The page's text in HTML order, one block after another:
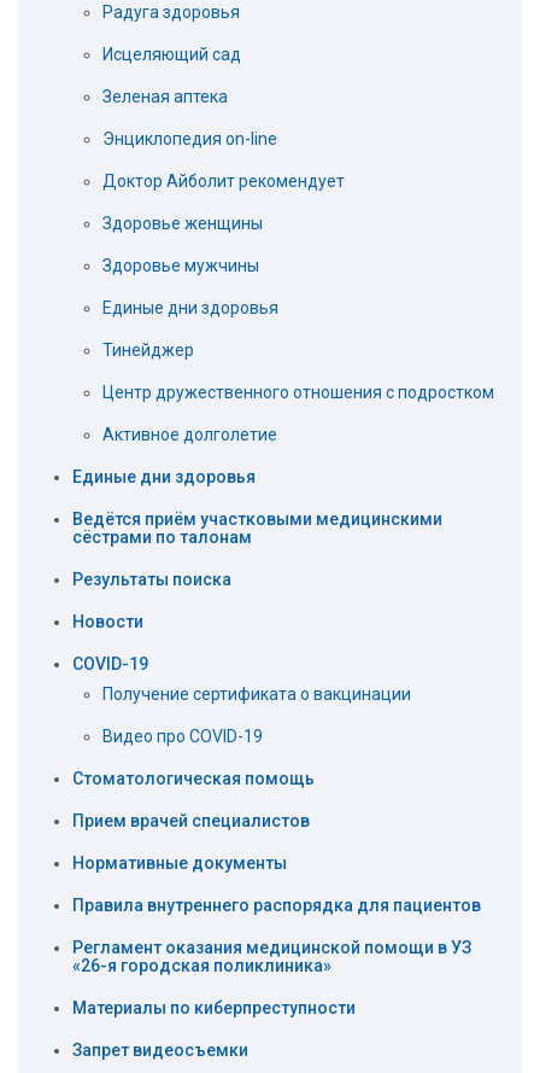
Радуга здоровья
Исцеляющий сад
Зеленая аптека
Энциклопедия on-line
Доктор Айболит рекомендует
Здоровье женщины
Здоровье мужчины
Единые дни здоровья
Тинейджер
Центр дружественного отношения с подростком
Активное долголетие
Единые дни здоровья
Ведётся приём участковыми медицинскими
сёстрами по талонам
Результаты поиска
Новости
COVID-19
Получение сертификата о вакцинации
Видео про COVID-19
Стоматологическая помощь
Прием врачей специалистов
Нормативные документы
Правила внутреннего распорядка для пациентов
Регламент оказания медицинской помощи в УЗ
«26-я городская поликлиника»
Материалы по киберпреступности
Запрет видеосъемки